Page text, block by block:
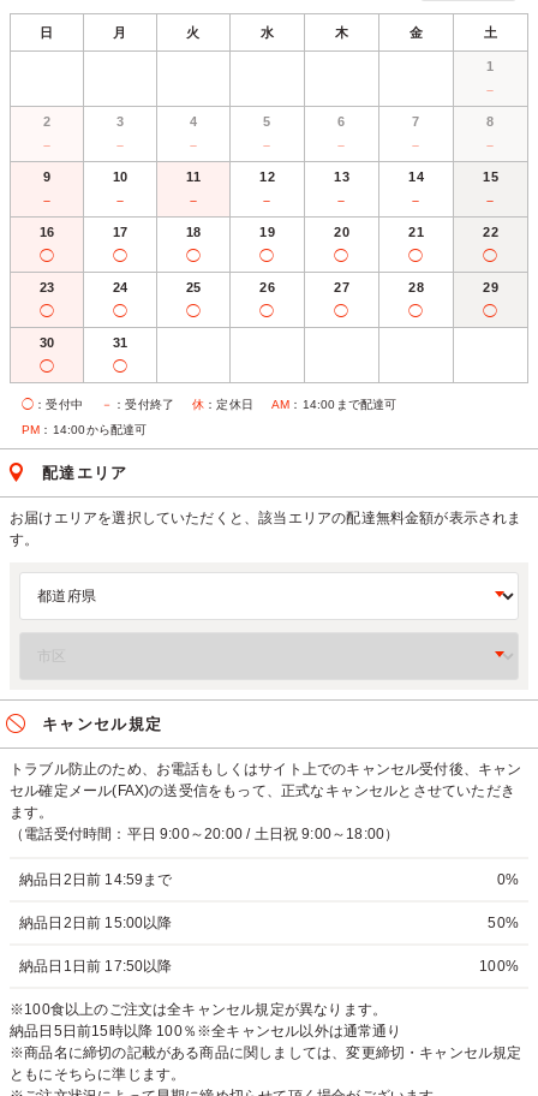
日 月 火 水 木 金 土
1
－
2
－
3
－
4
－
5
－
6
－
7
－
8
－
9
－
10
－
11
－
12
－
13
－
14
－
15
－
16
◯
17
◯
18
◯
19
◯
20
◯
21
◯
22
◯
23
◯
24
◯
25
◯
26
◯
27
◯
28
◯
29
◯
30
◯
31
◯
◯ ：受付中 － ：受付終了 休 ：定休日 AM ：14:00まで配達可
PM ：14:00から配達可
配達エリア
お届けエリアを選択していただくと、該当エリアの配達無料金額が表示されま
す。
キャンセル規定
トラブル防止のため、お電話もしくはサイト上でのキャンセル受付後、キャン
セル確定メール(FAX)の送受信をもって、正式なキャンセルとさせていただき
ます。
（電話受付時間：平日 9:00～20:00 / 土日祝 9:00～18:00）
納品日2日前 14:59まで 0%
納品日2日前 15:00以降 50%
納品日1日前 17:50以降 100%
※100食以上のご注文は全キャンセル規定が異なります。
納品日5日前15時以降 100％※全キャンセル以外は通常通り
※商品名に締切の記載がある商品に関しましては、変更締切・キャンセル規定
ともにそちらに準じます。